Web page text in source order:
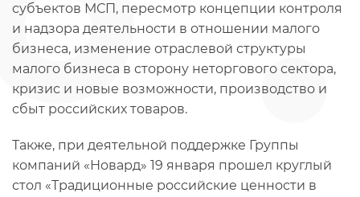
субъектов МСП, пересмотр концепции контроля
и надзора деятельности в отношении малого
бизнеса, изменение отраслевой структуры
малого бизнеса в сторону неторгового сектора,
кризис и новые возможности, производство и
сбыт российских товаров.
Также, при деятельной поддержке Группы
компаний «Новард» 19 января прошел круглый
стол «Традиционные российские ценности в